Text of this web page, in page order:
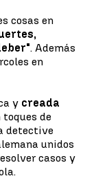
cosas en
. Además
en
y creada
de
detective
unidos
casos y